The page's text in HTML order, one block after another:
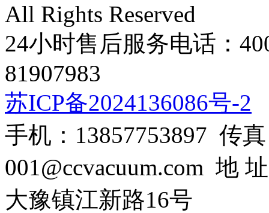
All Rights Reserved
24小时售后服务电话：
81907983
苏ICP备2024136086号-2
手机：13857753897 传
001@ccvacuum.com 地
大豫镇江新路16号